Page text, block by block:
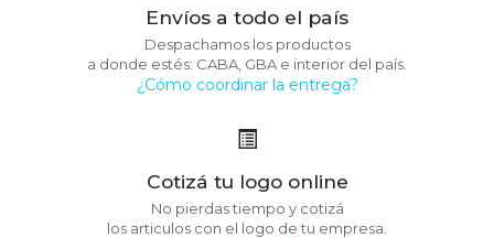
Envíos a todo el país
Despachamos los productos
a donde estés: CABA, GBA e interior del país.
¿Cómo coordinar la entrega?
Cotizá tu logo online
No pierdas tiempo y cotizá
los articulos con el logo de tu empresa.